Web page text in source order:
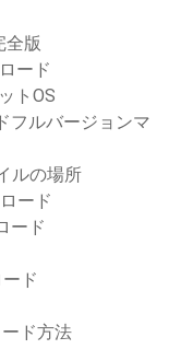
全版
ード
トOS
フルバージョンマ
ルの場所
ード
ード
ド
ド方法